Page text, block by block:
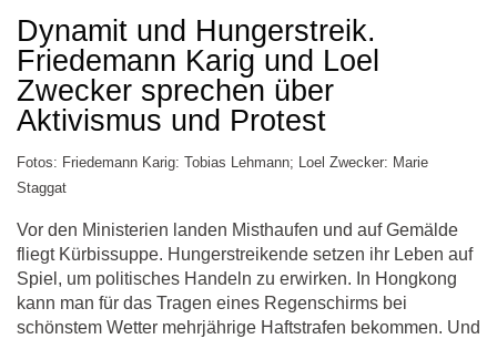
Dynamit und Hungerstreik.
Friedemann Karig und Loel
Zwecker sprechen über
Aktivismus und Protest
Fotos: Friedemann Karig: Tobias Lehmann; Loel Zwecker: Marie
Staggat
Vor den Ministerien landen Misthaufen und auf Gemälde
fliegt Kürbissuppe. Hungerstreikende setzen ihr Leben auf
Spiel, um politisches Handeln zu erwirken. In Hongkong
kann man für das Tragen eines Regenschirms bei
schönstem Wetter mehrjährige Haftstrafen bekommen. Und